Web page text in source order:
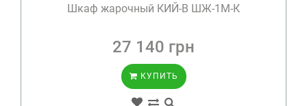
Шкаф жарочный КИЙ-В ШЖ-1М-К
27 140 грн
КУПИТЬ